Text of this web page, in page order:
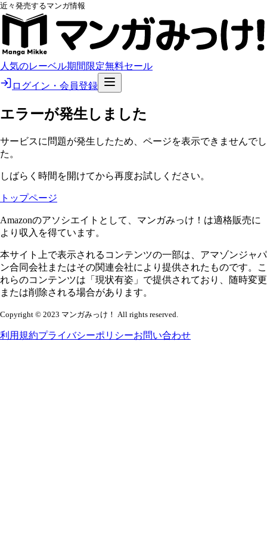
近々発売するマンガ情報
人気のレーベル期間限定無料セール
ログイン・会員登録
エラーが発生しました
サービスに問題が発生したため、ページを表示できませんでし
た。
しばらく時間を開けてから再度お試しください。
トップページ
Amazonのアソシエイトとして、マンガみっけ！は適格販売に
より収入を得ています。
本サイト上で表示されるコンテンツの一部は、アマゾンジャパ
ン合同会社またはその関連会社により提供されたものです。こ
れらのコンテンツは「現状有姿」で提供されており、随時変更
または削除される場合があります。
Copyright © 2023 マンガみっけ！ All rights reserved.
利用規約プライバシーポリシーお問い合わせ